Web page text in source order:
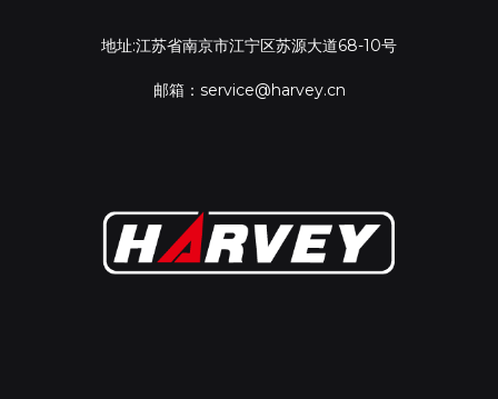
地址:江苏省南京市江宁区苏源大道68-10号
邮箱：service@harvey.cn